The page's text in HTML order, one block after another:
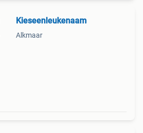
Kieseenleukenaam
Alkmaar